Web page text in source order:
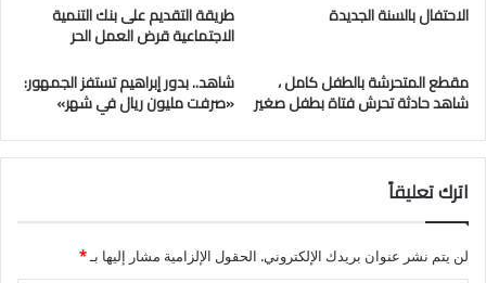
الاحتفال بالسنة الجديدة طريقة التقديم على بنك التنمية
الاجتماعية قرض العمل الحر
مقطع المتحرشة بالطفل كامل ،
شاهد حادثة تحرش فتاة بطفل صغير
شاهد.. بدور إبراهيم تستفز الجمهور:
«صرفت مليون ريال في شهر»
اترك تعليقاً
لن يتم نشر عنوان بريدك الإلكتروني. الحقول الإلزامية مشار إليها بـ*